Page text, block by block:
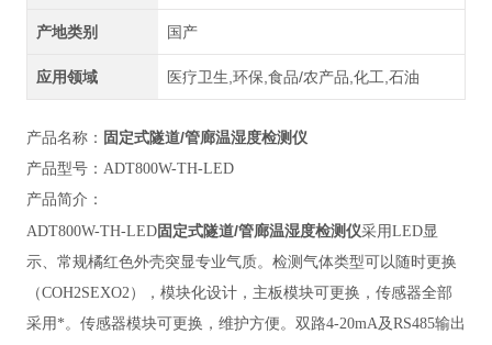
产地类别 国产
应用领域 医疗卫生,环保,食品/农产品,化工,石油
产品名称： 固定式隧道/管廊温湿度检测仪
产品型号： ADT800W-TH-LED
产品简介：
ADT800W-TH-LED固定式隧道/管廊温湿度检测仪采用LED显
示、常规橘红色外壳突显专业气质。检测气体类型可以随时更换
（COH2SEXO2），模块化设计，主板模块可更换，传感器全部
采用*。传感器模块可更换，维护方便。双路4-20mA及RS485输出